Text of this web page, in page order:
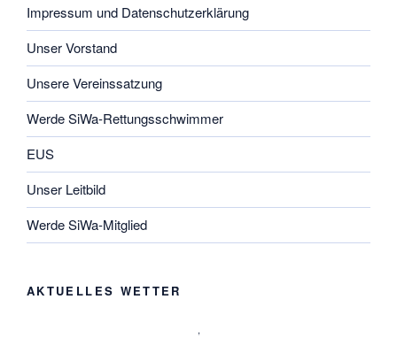
Impressum und Datenschutzerklärung
Unser Vorstand
Unsere Vereinssatzung
Werde SiWa-Rettungsschwimmer
EUS
Unser Leitbild
Werde SiWa-Mitglied
AKTUELLES WETTER
,